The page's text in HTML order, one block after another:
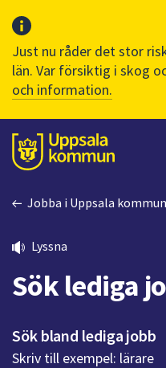
Just nu råder det stor
län. Var försiktig i skog
och information.
Till sidans
huvudinnehåll
Jobba i Uppsala kommun
Lyssna
Sök lediga
Sök bland lediga jobb
Skriv till exempel: lärare